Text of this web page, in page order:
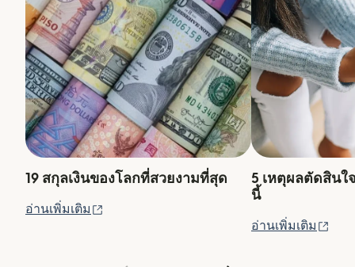
19 สกุลเงินของโลกที่สวยงามที่สุด
อ่านเพิ่มเติม
5 เหตุผลตัดสินใ
นี้
อ่านเพิ่มเติม